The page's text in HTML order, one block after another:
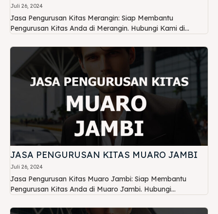
Juli 26, 2024
Jasa Pengurusan Kitas Merangin: Siap Membantu
Pengurusan Kitas Anda di Merangin. Hubungi Kami di...
JASA PENGURUSAN KITAS MUARO JAMBI
Juli 26, 2024
Jasa Pengurusan Kitas Muaro Jambi: Siap Membantu
Pengurusan Kitas Anda di Muaro Jambi. Hubungi...